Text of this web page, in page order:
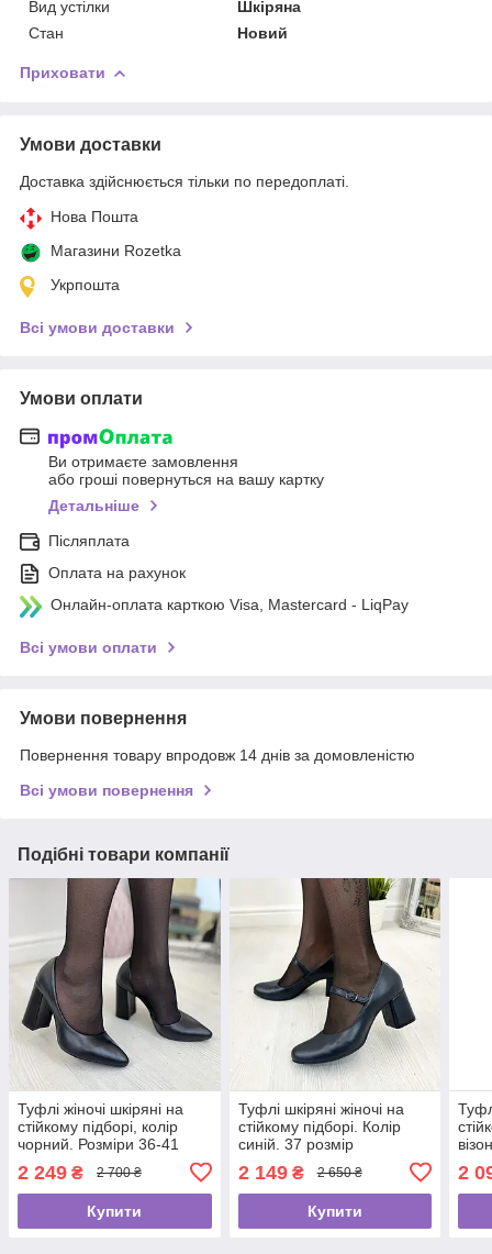
Вид устілки
Шкіряна
Стан
Новий
Приховати
Умови доставки
Доставка здійснюється тільки по передоплаті.
Нова Пошта
Магазини Rozetka
Укрпошта
Всі умови доставки
Умови оплати
Ви отримаєте замовлення
або гроші повернуться на вашу картку
Детальніше
Післяплата
Оплата на рахунок
Онлайн-оплата карткою Visa, Mastercard - LiqPay
Всі умови оплати
Умови повернення
Повернення товару впродовж 14 днів за домовленістю
Всі умови повернення
Подібні товари компанії
Туфлі жіночі шкіряні на
стійкому підборі, колір
чорний. Розміри 36-41
2 249 ₴ 2 700 ₴
Купити
Туфлі шкіряні жіночі на
стійкому підборі. Колір
синій. 37 розмір
2 149₴ 2 650 ₴
Купити
2